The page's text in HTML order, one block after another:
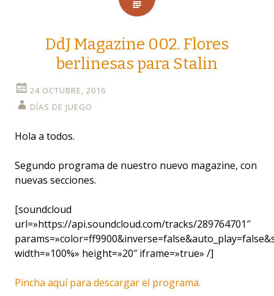
DdJ Magazine 002. Flores
berlinesas para Stalin
24 OCTUBRE, 2016
DÍAS DE JUEGO
Hola a todos.
Segundo programa de nuestro nuevo magazine, con
nuevas secciones.
[soundcloud
url=»https://api.soundcloud.com/tracks/289764701″
width=»100%» height=»20″ iframe=»true» /]
Pincha aquí para descargar el programa.